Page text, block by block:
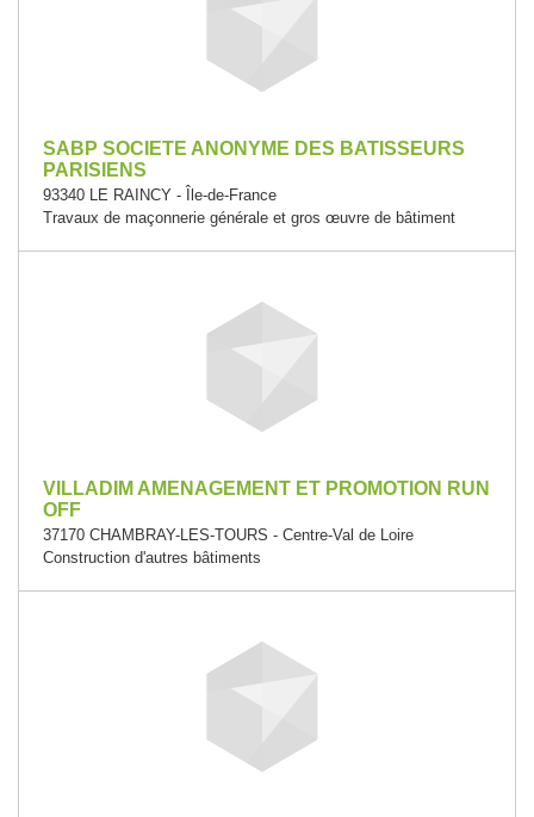
SABP SOCIETE ANONYME DES BATISSEURS
PARISIENS
93340 LE RAINCY - Île-de-France
Travaux de maçonnerie générale et gros œuvre de bâtiment
VILLADIM AMENAGEMENT ET PROMOTION RUN
OFF
37170 CHAMBRAY-LES-TOURS - Centre-Val de Loire
Construction d'autres bâtiments